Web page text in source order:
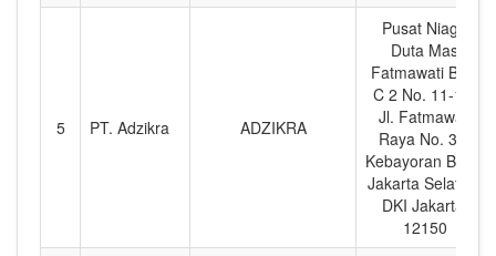
5 PT. Adzikra ADZIKRA
Pusat Niaga
Duta Mas
Fatmawati Blok
C 2 No. 11-12,
Jl. Fatmawati
Raya No. 39,
Kebayoran Baru,
Jakarta Selatan,
DKI Jakarta,
12150